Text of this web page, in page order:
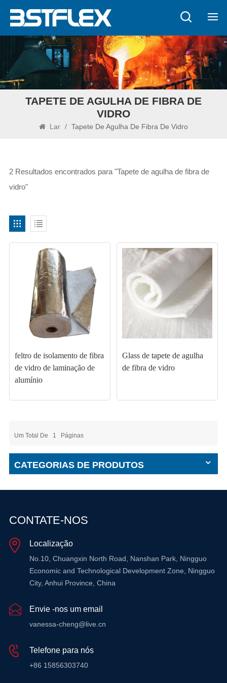
TAPETE DE AGULHA DE FIBRA DE
VIDRO
Lar / Tapete De Agulha De Fibra De Vidro
2 Resultados encontrados para "Tapete de agulha de fibra de
vidro"
feltro de isolamento de fibra
de vidro de laminação de
alumínio
Glass de tapete de agulha
de fibra de vidro
Um Total De 1 Páginas
CATEGORIAS DE PRODUTOS
CONTATE-NOS
Localização
No.10, Chuangxin North Road, Nanshan Park, Ningguo
Economic and Technological Development Zone, Ningguo
City, Anhui Province, China
Envie -nos um email
vanessa-cheng@live.cn
Telefone para nós
+86 15856303740